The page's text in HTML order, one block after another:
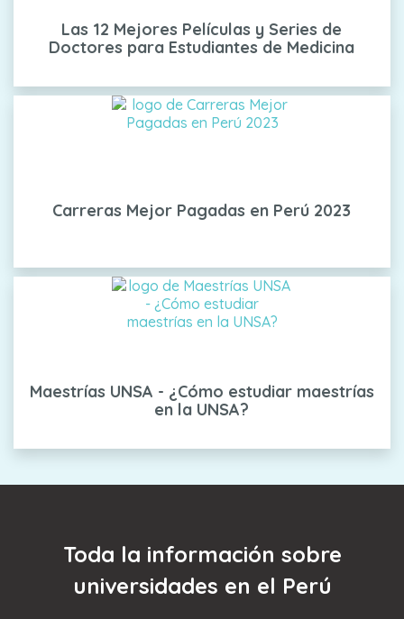
Las 12 Mejores Películas y Series de
Doctores para Estudiantes de Medicina
Carreras Mejor Pagadas en Perú 2023
Maestrías UNSA - ¿Cómo estudiar maestrías
en la UNSA?
Toda la información sobre
universidades en el Perú